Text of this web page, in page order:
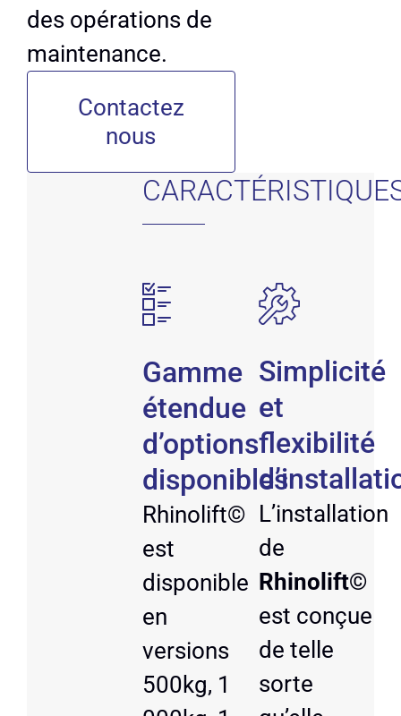
des opérations de
maintenance.
Contactez
nous
Gamme
étendue
d’options
disponibles
Rhinolift©
est
disponible
en
versions
500kg, 1
Simplicité
et
flexibilité
L’installation
de
Rhinolift©
est conçue
de telle
sorte